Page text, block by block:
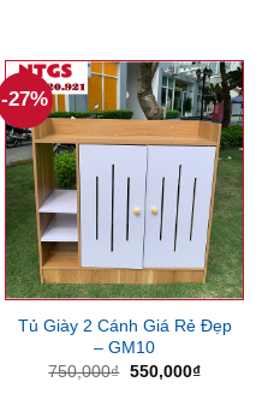
-27%
Tủ Giày 2 Cánh Giá Rẻ Đẹp
– GM10
750,000₫ Giá
550,000₫Giá